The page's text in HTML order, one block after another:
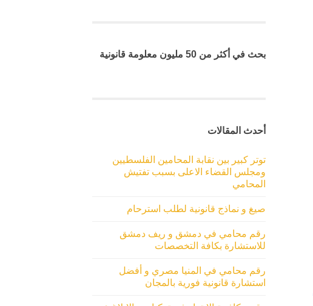
بحث في أكثر من 50 مليون معلومة قانونية
أحدث المقالات
توتر كبير بين نقابة المحامين الفلسطيين
ومجلس القضاء الاعلى بسبب تفتيش
المحامي
صيغ و نماذج قانونية لطلب استرحام
رقم محامي في دمشق و ريف دمشق
للاستشارة بكافة التخصصات
رقم محامي في المنيا مصري و أفضل
استشارة قانونية فورية بالمجان